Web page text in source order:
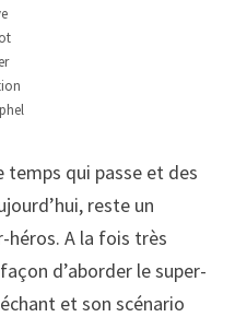
temps qui passe et des
reste un
héros. A la fois très
d’aborder le super-
et son scénario